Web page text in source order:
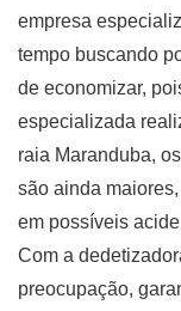
empresa
tempo buscando
de economizar,
especializada
raia Maranduba,
são ainda
em possíveis
Com a
preocupação,